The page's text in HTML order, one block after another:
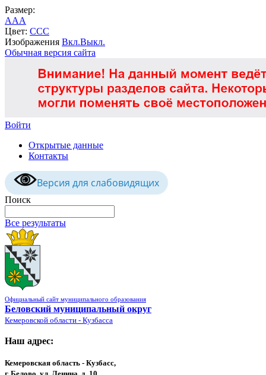
Размер:
AAA
Цвет: CCC
Изображения Вкл.Выкл.
Обычная версия сайта
Войти
Открытые данные
Контакты
Версия для слабовидящих
Поиск
Все результаты
Официальный сайт муниципального образования
Беловский муниципальный округ
Кемеровской области - Кузбасса
Наш адрес:
Кемеровская область - Кузбасс,